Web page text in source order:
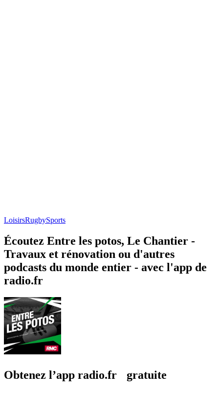
LoisirsRugbySports
Écoutez Entre les potos, Le Chantier -
Travaux et rénovation ou d'autres
podcasts du monde entier - avec l'app de
radio.fr
Obtenez l’app radio.fr gratuite